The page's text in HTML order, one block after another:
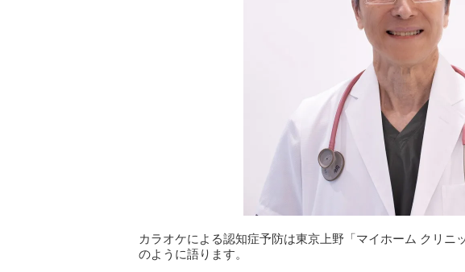
カラオケによる認知症予防は東京上野「マイホーム クリニ
のように語ります。